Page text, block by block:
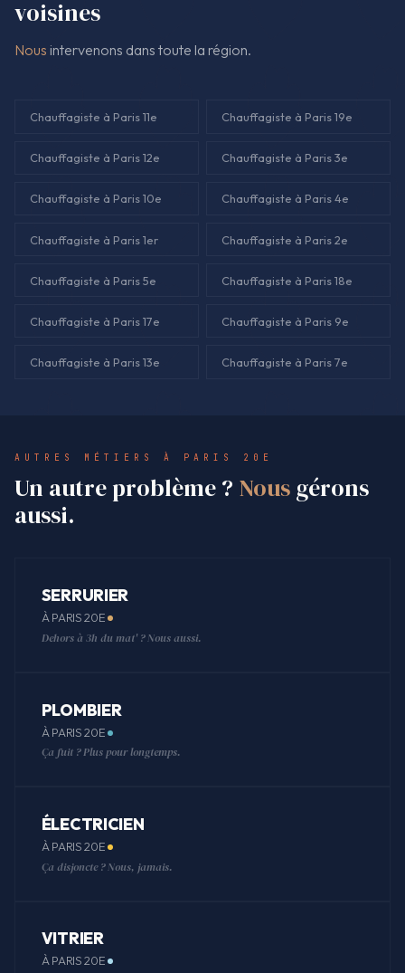
voisines
Nous intervenons dans toute la région.
Chauffagiste à Paris 11e Chauffagiste à Paris 19e
Chauffagiste à Paris 12e Chauffagiste à Paris 3e
Chauffagiste à Paris 10e Chauffagiste à Paris 4e
Chauffagiste à Paris 1er Chauffagiste à Paris 2e
Chauffagiste à Paris 5e Chauffagiste à Paris 18e
Chauffagiste à Paris 17e Chauffagiste à Paris 9e
Chauffagiste à Paris 13e Chauffagiste à Paris 7e
AUTRES MÉTIERS À PARIS 20E
Un autre problème ? Nousgérons
aussi.
SERRURIER
À PARIS 20E
Dehors à 3h du mat' ? Nous aussi.
PLOMBIER
À PARIS 20E
Ça fuit ? Plus pour longtemps.
ÉLECTRICIEN
À PARIS 20E
Ça disjoncte ? Nous, jamais.
VITRIER
À PARIS 20E